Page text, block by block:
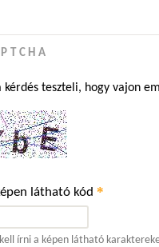
kérdés teszteli, hogy vajon
látható kód *
írni a képen látható